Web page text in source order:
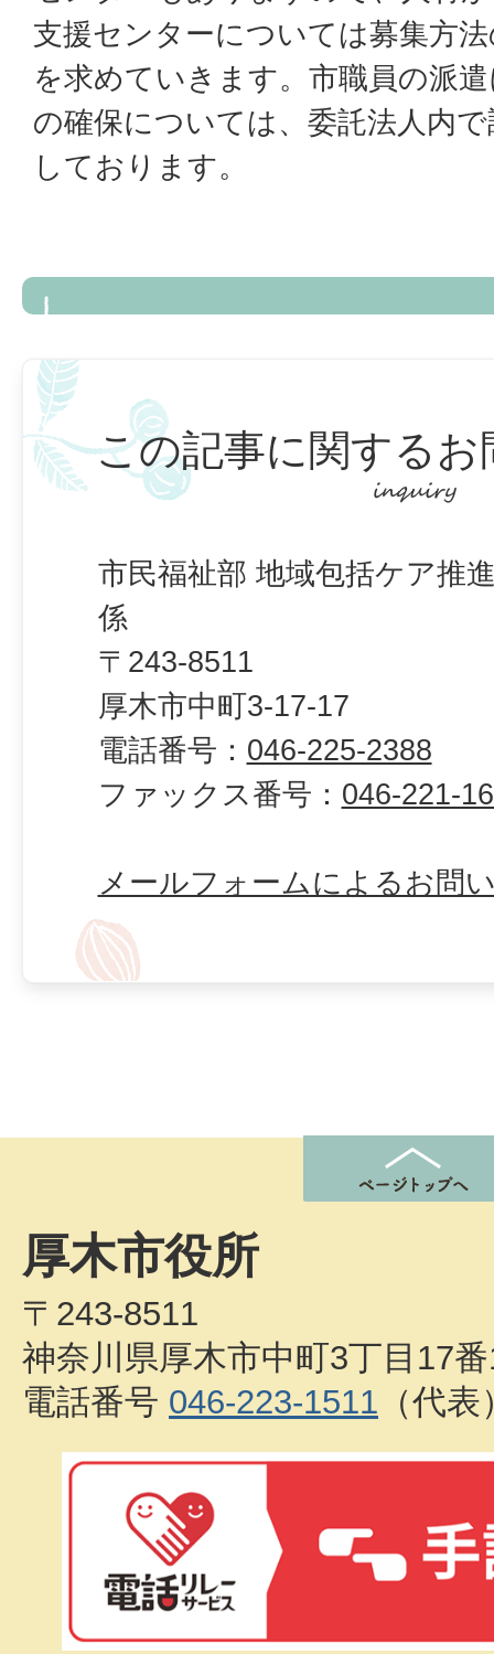
支援センターについては募集方
を求めていきます。市職員の派
の確保については、委託法人内
しております。
この記事に関するお
市民福祉部 地域包括ケア推
係
〒243-8511
厚木市中町3-17-17
電話番号： 046-225-2388
ファックス番号： 046-221-
メールフォームによるお問
厚木市役所
〒243-8511
神奈川県厚木市中町3丁目17
電話番号 046-223-1511 （代表